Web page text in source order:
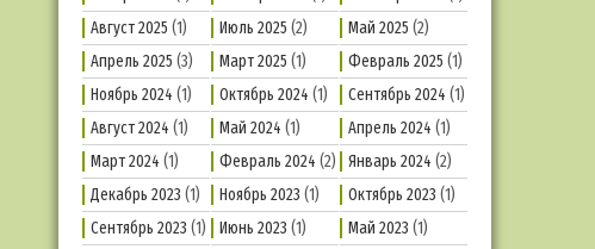
Август 2025 (1) Июль 2025 (2) Май 2025 (2)
Апрель 2025 (3) Март 2025 (1) Февраль 2025 (1)
Ноябрь 2024 (1) Октябрь 2024 (1) Сентябрь 2024 (1)
Август 2024 (1) Май 2024 (1) Апрель 2024 (1)
Март 2024 (1) Февраль 2024 (2) Январь 2024 (2)
Декабрь 2023 (1) Ноябрь 2023 (1) Октябрь 2023 (1)
Сентябрь 2023 (1) Июнь 2023 (1) Май 2023 (1)